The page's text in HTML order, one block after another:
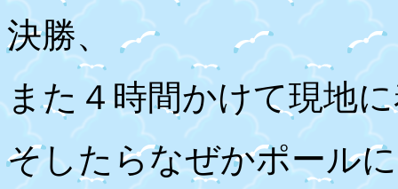
決勝、
また４時間かけて現地
そしたらなぜかポール